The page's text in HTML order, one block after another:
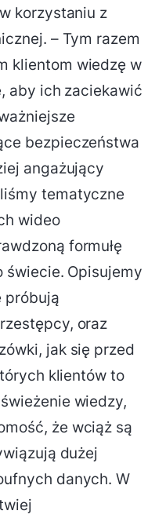
korzystaniu z
– Tym razem
klientom wiedzę w
aby ich zaciekawić
bezpieczeństwa
angażujący
tematyczne
wideo
formułę
Opisujemy
próbują
oraz
jak się przed
klientów to
wiedzy,
że wciąż są
dużej
danych. W